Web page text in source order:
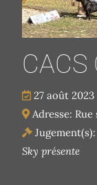
CACS
27 août 2023
Adresse:
Jugement(s):
Sky présente